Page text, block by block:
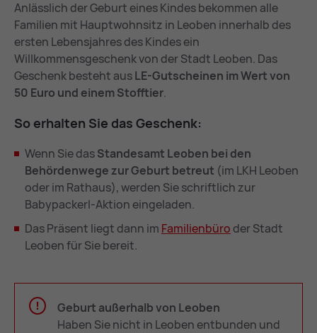
Anlässlich der Geburt eines Kindes bekommen alle
Familien mit Hauptwohnsitz in Leoben innerhalb des
ersten Lebensjahres des Kindes ein
Willkommensgeschenk von der Stadt Leoben. Das
Geschenk besteht ausLE-Gutscheinen im Wert von
50 Euro und einem Stofftier.
So er­hal­ten Sie das Ge­schenk:
Wenn Sie dasStandesamt Leoben bei den
Behördenwege zur Geburt betreut (im LKH Leoben
oder im Rathaus), werden Sie schriftlich zur
Babypackerl-Aktion eingeladen.
Das Präsent liegt dann im Fa­mi­li­en­bü­ro der Stadt
Leoben für Sie bereit.
Geburt außerhalb von Leoben
Haben Sie nicht in Leoben entbunden und